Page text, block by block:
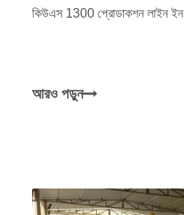
কিউএস 1300 প্রোডাকশন লাইন ইন
আরও পড়ুন